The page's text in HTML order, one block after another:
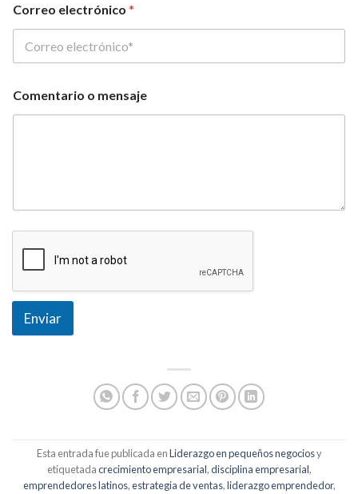
Correo electrónico *
Comentario o mensaje
Enviar
Esta entrada fue publicada enLiderazgo en pequeños negociosy
etiquetadacrecimiento empresarial,disciplina empresarial,
emprendedores latinos,estrategia de ventas,liderazgo emprendedor,